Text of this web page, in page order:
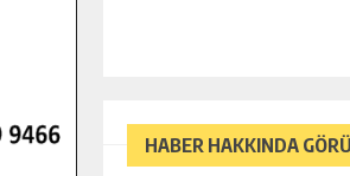
HABER HAKKINDA